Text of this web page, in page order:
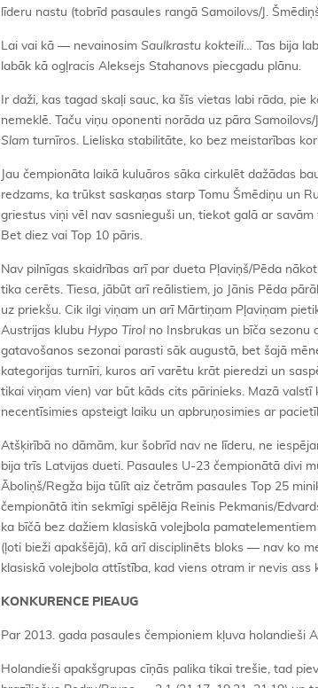
līderu nastu (tobrīd pasaules rangā Samoilovs/J.
Lai vai kā — nevainosim Saulkrastu kokteili… Tas bija
labāk kā ogļracis Aleksejs Stahanovs piecgadu plānu.
Ir daži, kas tagad skaļi sauc, ka šīs vietas labi rāda,
nemeklē. Taču viņu oponenti norāda uz pāra
Slam turnīros. Lieliska stabilitāte, ko bez meistarības
Jau čempionāta laikā kuluāros sāka cirkulēt dažādas
redzams, ka trūkst saskaņas starp Tomu Šmēdiņu un
griestus viņi vēl nav sasnieguši un, tiekot galā ar
Bet diez vai Top 10 pāris.
Nav pilnīgas skaidrības arī par dueta Pļaviņš/Pēda
tika cerēts. Tiesa, jābūt arī reālistiem, jo Jānis Pēda
uz priekšu. Cik ilgi viņam un arī Mārtiņam Pļaviņam
Austrijas klubu Hypo Tirol no Insbrukas un bīča sezonu
gatavošanos sezonai parasti sāk augustā, bet šajā
kategorijas turnīri, kuros arī varētu krāt pieredzi un
tikai viņam vien) var būt kāds cits pārinieks. Mazā
necentīsimies apsteigt laiku un apbruņosimies ar
Atšķirībā no dāmām, kur šobrīd nav ne līderu, ne
bija trīs Latvijas dueti. Pasaules U-23 čempionātā divi
Āboliņš/Regža bija tūlīt aiz četrām pasaules Top 25
čempionātā itin sekmīgi spēlēja Reinis Pekmanis/
ka bīčā bez dažiem klasiskā volejbola
(ļoti bieži apakšējā), kā arī disciplinēts bloks — nav ko
klasiskā volejbola attīstība, kad viens otram ir nevis ass
KONKURENCE PIEAUG
Par 2013. gada pasaules čempioniem kļuva holandieši
Holandieši apakšgrupas cīņās palika tikai trešie, tad